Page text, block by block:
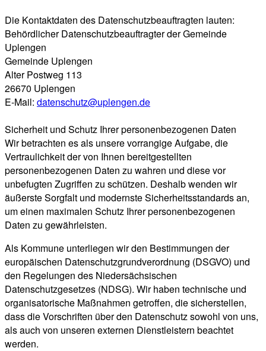
Die Kontaktdaten des Datenschutzbeauftragten lauten:
Behördlicher Datenschutzbeauftragter der Gemeinde
Uplengen
Gemeinde Uplengen
Alter Postweg 113
26670 Uplengen
E-Mail: datenschutz@uplengen.de
Sicherheit und Schutz Ihrer personenbezogenen Daten
Wir betrachten es als unsere vorrangige Aufgabe, die
Vertraulichkeit der von Ihnen bereitgestellten
personenbezogenen Daten zu wahren und diese vor
unbefugten Zugriffen zu schützen. Deshalb wenden wir
äußerste Sorgfalt und modernste Sicherheitsstandards an,
um einen maximalen Schutz Ihrer personenbezogenen
Daten zu gewährleisten.
Als Kommune unterliegen wir den Bestimmungen der
europäischen Datenschutzgrundverordnung (DSGVO) und
den Regelungen des Niedersächsischen
Datenschutzgesetzes (NDSG). Wir haben technische und
organisatorische Maßnahmen getroffen, die sicherstellen,
dass die Vorschriften über den Datenschutz sowohl von uns,
als auch von unseren externen Dienstleistern beachtet
werden.